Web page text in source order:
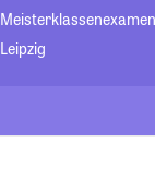
Leipzig